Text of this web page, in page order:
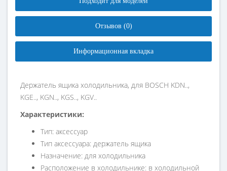
Отзывов (0)
Информационная вкладка
Держатель ящика холодильника, для BOSCH KDN..,
KGE.., KGN.., KGS.., KGV..
Характеристики:
Тип: аксессуар
Тип аксессуара: держатель ящика
Назначение: для холодильника
Расположение в холодильнике: в холодильной